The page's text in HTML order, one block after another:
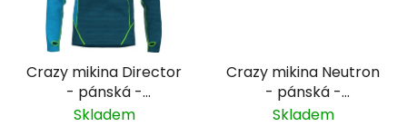
Crazy mikina Director
- pánská -
modrá/tmavě
Skladem
Crazy mikina Neutron
- pánská -
zelená/tmavě
Skladem